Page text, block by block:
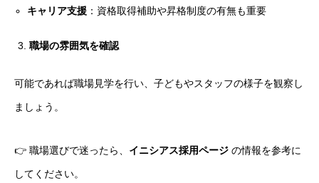
キャリア支援 ：資格取得補助や昇格制度の有無も重要
職場の雰囲気を確認
可能であれば職場見学を行い、子どもやスタッフの様子を観察し
ましょう。
👉 職場選びで迷ったら、 イニシアス採用ページ の情報を参考に
してください。